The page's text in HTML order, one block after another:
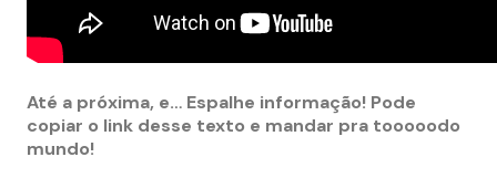
Até a próxima, e… Espalhe informação! Pode
copiar o link desse texto e mandar pra tooooodo
mundo!